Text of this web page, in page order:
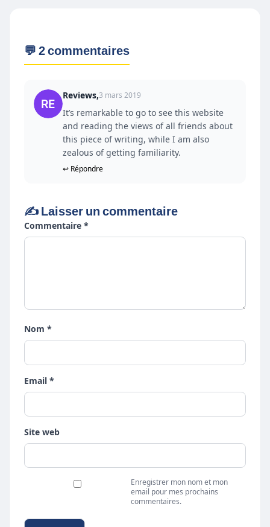
💬 2 commentaires
Reviews,3 mars 2019
It’s remarkable to go to see this website
and reading the views of all friends about
this piece of writing, while I am also
zealous of getting familiarity.
↩ Répondre
✍️ Laisser un commentaire
Commentaire *
Nom *
Email *
Site web
Enregistrer mon nom et mon
email pour mes prochains
commentaires.